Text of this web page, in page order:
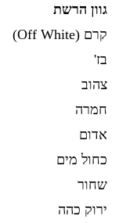
גוון הרשת
קרם (Off White)
בז'
צהוב
חמרה
אדום
כחול מים
שחור
ירוק כהה